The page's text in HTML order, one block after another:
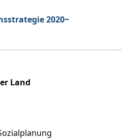
2020‒
Land